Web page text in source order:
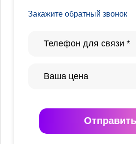
Закажите обратный звонок
Отправить